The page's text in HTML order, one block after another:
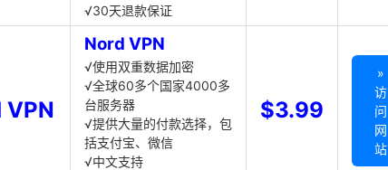
√30天退款保证
VPN
Nord VPN
√使用双重数据加密
√全球60多个国家4000多
台服务器
√提供大量的付款选择，包
括支付宝、微信
√中文支持
$3.99
»
访
问
网
站